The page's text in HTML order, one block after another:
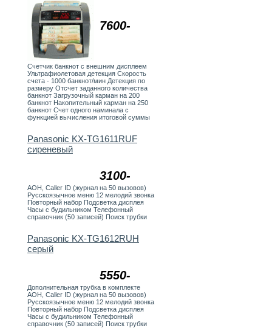
7600-
Счетчик банкнот с внешним дисплеем
Ультрафиолетовая детекция Скорость
счета - 1000 банкнот/мин Детекция по
размеру Отсчет заданного количества
банкнот Загрузочный карман на 200
банкнот Накопительный карман на 250
банкнот Счет одного наминала с
функцией вычисления итоговой суммы
3100-
Panasonic KX-TG1611RUF
сиреневый
АОН, Caller ID (журнал на 50 вызовов)
Русскоязычное меню 12 мелодий звонка
Повторный набор Подсветка дисплея
Часы с будильником Телефонный
справочник (50 записей) Поиск трубки
5550-
Panasonic KX-TG1612RUH
серый
Дополнительная трубка в комплекте
АОН, Caller ID (журнал на 50 вызовов)
Русскоязычное меню 12 мелодий звонка
Повторный набор Подсветка дисплея
Часы с будильником Телефонный
справочник (50 записей) Поиск трубки